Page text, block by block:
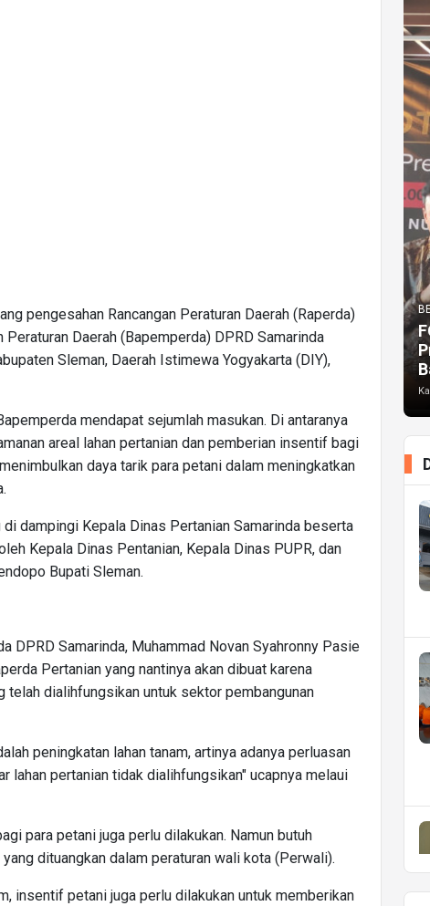
pengesahan Rancangan Peraturan Daerah (Raperda)
Peraturan Daerah (Bapemperda) DPRD Samarinda
Sleman, Daerah Istimewa Yogyakarta (DIY),
mendapat sejumlah masukan. Di antaranya
areal lahan pertanian dan pemberian insentif bagi
daya tarik para petani dalam meningkatkan
dampingi Kepala Dinas Pertanian Samarinda beserta
Kepala Dinas Pentanian, Kepala Dinas PUPR, dan
Bupati Sleman.
DPRD Samarinda, Muhammad Novan Syahronny Pasie
Pertanian yang nantinya akan dibuat karena
telah dialihfungsikan untuk sektor pembangunan
peningkatan lahan tanam, artinya adanya perluasan
lahan pertanian tidak dialihfungsikan" ucapnya melaui
para petani juga perlu dilakukan. Namun butuh
dituangkan dalam peraturan wali kota (Perwali).
insentif petani juga perlu dilakukan untuk memberikan